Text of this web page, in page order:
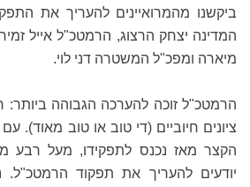
ביקשנו מהמרואיינים להעריך את
המדינה יצחק הרצוג, הרמטכ"ל אייל
מיארה ומפכ"ל המשטרה דני לוי.
הרמטכ"ל זוכה להערכה הגבוהה ביותר:
ציונים חיוביים (די טוב או טוב מאוד).
הקצר מאז נכנס לתפקידו, מעל רבע
יודעים להעריך את תפקוד הרמטכ"ל.